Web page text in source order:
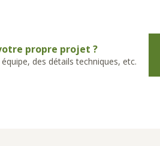
propre projet ?
des détails techniques, etc.